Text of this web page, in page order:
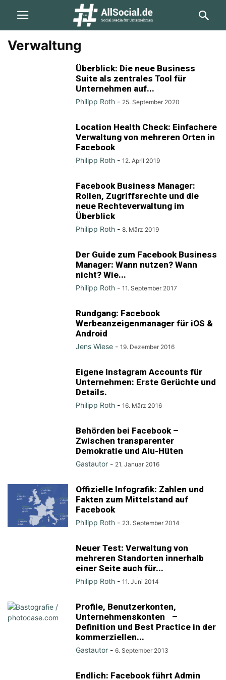
Verwaltung
Überblick: Die neue Business
Suite als zentrales Tool für
Unternehmen auf...
Philipp Roth - 25. September 2020
Location Health Check: Einfachere
Verwaltung von mehreren Orten in
Facebook
Philipp Roth - 12. April 2019
Facebook Business Manager:
Rollen, Zugriffsrechte und die
neue Rechteverwaltung im
Überblick
Philipp Roth - 8. März 2019
Der Guide zum Facebook Business
Manager: Wann nutzen? Wann
nicht? Wie...
Philipp Roth - 11. September 2017
Rundgang: Facebook
Werbeanzeigenmanager für iOS &
Android
Jens Wiese - 19. Dezember 2016
Eigene Instagram Accounts für
Unternehmen: Erste Gerüchte und
Details.
Philipp Roth - 16. März 2016
Behörden bei Facebook –
Zwischen transparenter
Demokratie und Alu-Hüten
Gastautor - 21. Januar 2016
Offizielle Infografik: Zahlen und
Fakten zum Mittelstand auf
Facebook
Philipp Roth - 23. September 2014
Neuer Test: Verwaltung von
mehreren Standorten innerhalb
einer Seite auch für...
Philipp Roth - 11. Juni 2014
Profile, Benutzerkonten,
Unternehmenskonten –
Definition und Best Practice in der
kommerziellen...
Gastautor - 6. September 2013
Endlich: Facebook führt Admin